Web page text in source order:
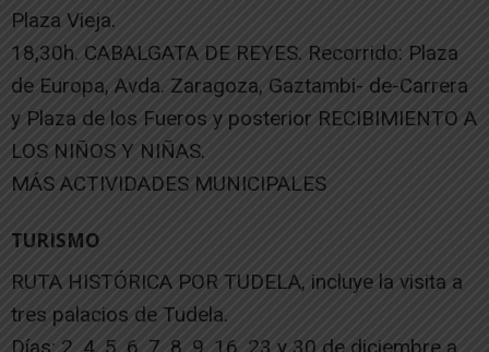
Plaza Vieja.
18,30h. CABALGATA DE REYES. Recorrido: Plaza
de Europa, Avda. Zaragoza, Gaztambi- de-Carrera
y Plaza de los Fueros y posterior RECIBIMIENTO A
LOS NIÑOS Y NIÑAS.
MÁS ACTIVIDADES MUNICIPALES
TURISMO
RUTA HISTÓRICA POR TUDELA, incluye la visita a
tres palacios de Tudela.
Días: 2, 4, 5, 6, 7, 8, 9, 16, 23 y 30 de diciembre a